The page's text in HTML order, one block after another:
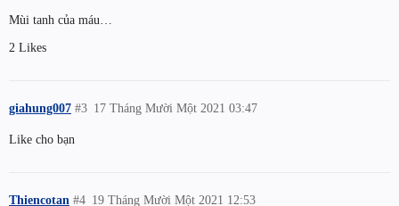
Mùi tanh của máu…
2 Likes
giahung007 17 Tháng Mười Một 2021 03:47
#3
Like cho bạn
Thiencotan 19 Tháng Mười Một 2021 12:53
#4